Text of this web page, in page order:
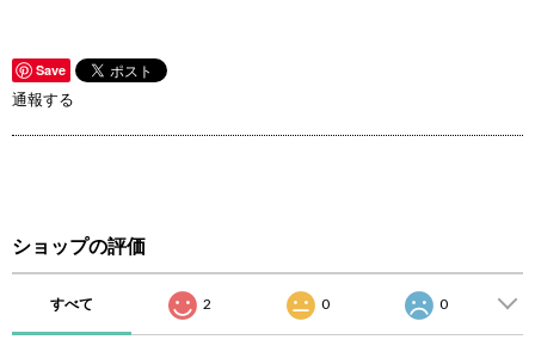
Save
通報する
ショップの評価
すべて 2 0 0